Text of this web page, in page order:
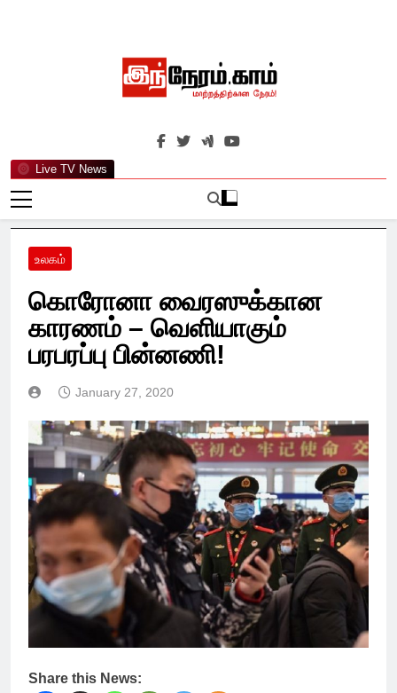
Live TV News
இந்நேரம்.காம்
செய்திகளுக்கு அப்பால்…
உலகம்
கொரோனா வைரஸுக்கான
காரணம் – வெளியாகும்
பரபரப்பு பின்னணி!
January 27, 2020
Share this News: